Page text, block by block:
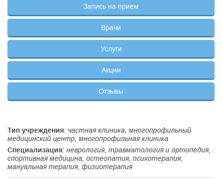
Запись на прием
Врачи
Услуги
Акции
Отзывы
Тип учреждения: частная клиника, многопрофильный
медицинский центр, многопрофильная клиника
Специализация: неврология, травматология и ортопедия,
спортивная медицина, остеопатия, психотерапия,
мануальная терапия, физиотерапия